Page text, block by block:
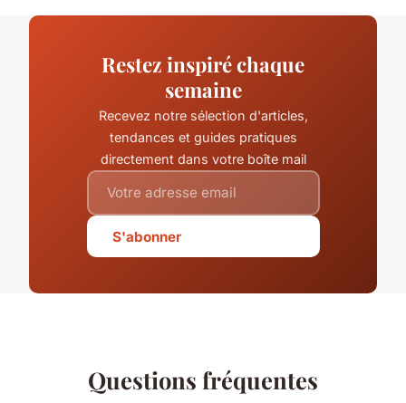
Restez inspiré chaque
semaine
Recevez notre sélection d'articles,
tendances et guides pratiques
directement dans votre boîte mail
S'abonner
Questions fréquentes